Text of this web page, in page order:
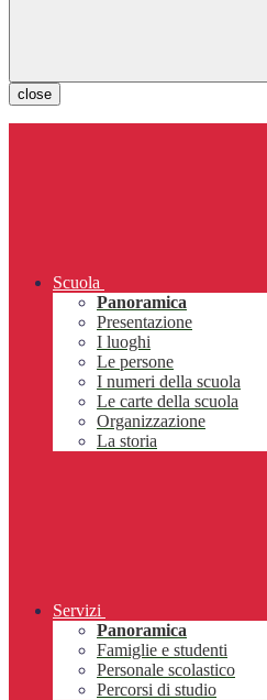
close
Scuola
Panoramica
Presentazione
I luoghi
Le persone
I numeri della scuola
Le carte della scuola
Organizzazione
La storia
Servizi
Panoramica
Famiglie e studenti
Personale scolastico
Percorsi di studio